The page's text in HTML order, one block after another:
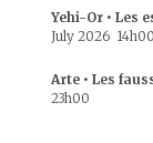
Yehi-Or • Les
July 2026 14h00
Arte • Les
23h00